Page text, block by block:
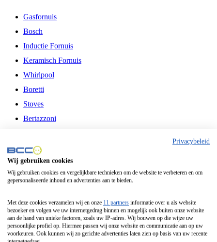
Gasfornuis
Bosch
Inductie Fornuis
Keramisch Fornuis
Whirlpool
Boretti
Stoves
Bertazzoni
Fitelli
Airfryer
Frituurpan
Contactgrill
Broodbakmachine
Broodrooster
Privacybeleid
Wij gebruiken cookies
Wij gebruiken cookies en vergelijkbare technieken om de website te verbeteren en om
gepersonaliseerde inhoud en advertenties aan te bieden.
Met deze cookies verzamelen wij en onze 11 partners informatie over u als website
bezoeker en volgen we uw internetgedrag binnen en mogelijk ook buiten onze website
aan de hand van unieke factoren, zoals uw IP-adres. Wij bouwen op die wijze uw
persoonlijke profiel op. Hiermee passen wij onze website en communicatie aan op uw
voorkeuren. Ook kunnen wij zo gerichte advertenties laten zien op basis van uw recente